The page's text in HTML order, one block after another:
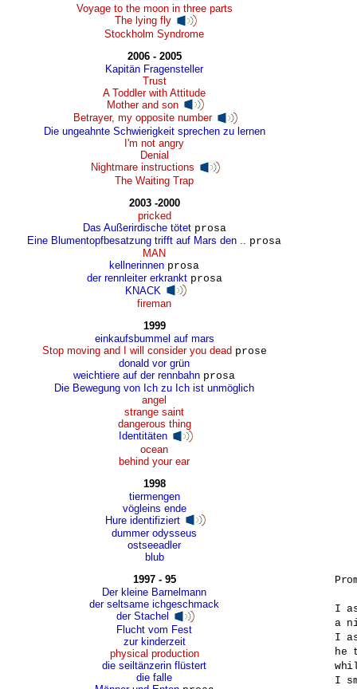
Voyage to the moon in three parts
The lying fly
Stockholm Syndrome
2006 - 2005
Kapitän Fragensteller
Trust
A Toddler with Attitude
Mother and son
Betrayer, my opposite number
Die ungeahnte Schwierigkeit sprechen zu lernen
I'm not angry
Denial
Nightmare instructions
The Waiting Trap
2003 -2000
pricked
Das Außerirdische tötet prosa
Eine Blumentopfbesatzung trifft auf Mars den ..
prosa
MAN
kellnerinnen prosa
der rennleiter erkrankt prosa
KNACK
fireman
1999
einkaufsbummel auf mars
Stop moving and I will consider you dead prose
donald vor grün
weichtiere auf der rennbahn prosa
Die Bewegung von Ich zu Ich ist unmöglich
angel
strange saint
dangerous thing
Identitäten
ocean
behind your ear
1998
tiermengen
vögleins ende
Hure identifiziert
dummer odysseus
ostseeadler
blub
1997 - 95
Der kleine Barnelmann
der seltsame ichgeschmack
der Stachel
Flucht vom Fest
zur kinderzeit
physical production
die seiltänzerin flüstert
die falle
I
a
I
he
I